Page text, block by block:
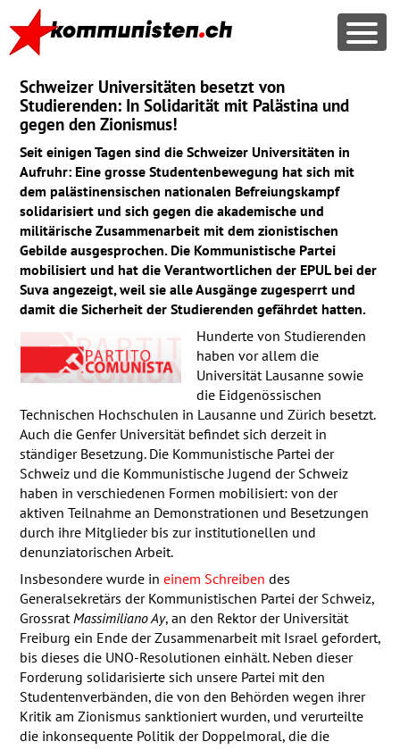
Schweizer Universitäten besetzt von
Studierenden: In Solidarität mit Palästina und
gegen den Zionismus!
Seit einigen Tagen sind die Schweizer Universitäten in
Aufruhr: Eine grosse Studentenbewegung hat sich mit
dem palästinensischen nationalen Befreiungskampf
solidarisiert und sich gegen die akademische und
militärische Zusammenarbeit mit dem zionistischen
Gebilde ausgesprochen. Die Kommunistische Partei
mobilisiert und hat die Verantwortlichen der EPULbei der
Suva angezeigt, weil sie alle Ausgänge zugesperrt und
damit die Sicherheit der Studierenden gefährdet hatten.
Hunderte von Studierenden
haben vor allem die
Universität Lausanne sowie
die Eidgenössischen
Technischen Hochschulen in Lausanne und Zürich besetzt.
Auch die Genfer Universität befindet sich derzeit in
ständiger Besetzung. Die Kommunistische Partei der
Schweiz und die Kommunistische Jugend der Schweiz
haben in verschiedenen Formen mobilisiert: von der
aktiven Teilnahme an Demonstrationen und Besetzungen
durch ihre Mitglieder bis zur institutionellen und
denunziatorischen Arbeit.
Insbesondere wurde in einem Schreiben des
Generalsekretärs der Kommunistischen Partei der Schweiz,
Grossrat Massimiliano Ay, an den Rektor der Universität
Freiburg ein Ende der Zusammenarbeit mit Israel gefordert,
bis dieses die UNO-Resolutionen einhält. Neben dieser
Forderung solidarisierte sich unsere Partei mit den
Studentenverbänden, die von den Behörden wegen ihrer
Kritik am Zionismus sanktioniert wurden, und verurteilte
die inkonsequente Politik der Doppelmoral, die die